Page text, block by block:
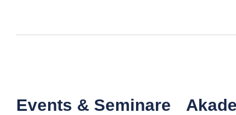
Events & Seminare